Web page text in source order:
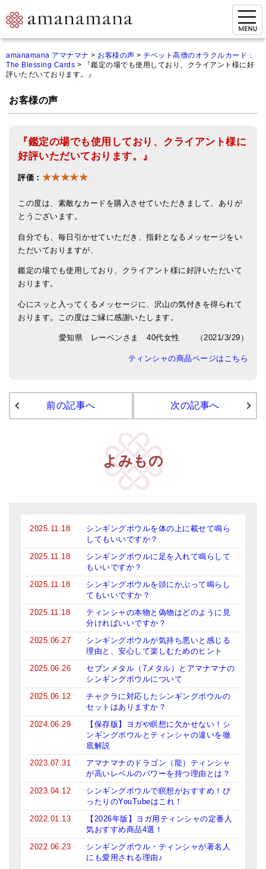
マイページ
ご来店予約（実店舗）
オンライン相談&購入
オンラインショップ
カートを見る
アマナマナのシンギングボウル
チベット・シンギングボウル
新・鍛造スペシャル
お得なアマナマナ・セット
スティック・マレット・リング（台座）
ベーシック・ティンシャ（4種）
ティンシャケース
チベット・真マントラ香
お香定期購入（ラクとくサブスク）
チベット高僧のオラクルカード
ベル＆ドルジェ
シンギングボウル入門本・CD
アウトレット
オリジナルグッズ
神々とつながるジュエリー
ヒーリング・マンダラポスター
ロゴステッカー・ポストカード各種
亡命チベット人尼僧のお守り・チャーム
チベット・マントラ・ヒーリングCD
amanamana アマナマナ > お客様の声 > チベット高僧のオラクルカード：
The Blessing Cards >
『鑑定の場でも使用しており、クライアント様に好
評いただいております。』
お客様の声
『鑑定の場でも使用しており、クライアント様に
好評いただいております。』
評価： ★★★★★
この度は、素敵なカードを購入させていただきまして、ありが
とうございます。
自分でも、毎日引かせていただき、指針となるメッセージをい
ただいておりますが、
鑑定の場でも使用しており、クライアント様に好評いただいて
おります。
心にスッと入ってくるメッセージに、沢山の気付きを得られて
おります。この度はご縁に感謝いたします。
愛知県 レーベンさま 40代女性 （2021/3/29）
ティンシャの商品ページはこちら
前の記事へ 次の記事へ
よみもの
2025.11.18
シンギングボウルを体の上に載せて鳴ら
してもいいですか？
2025.11.18
シンギングボウルに足を入れて鳴らして
もいいですか？
2025.11.18
シンギングボウルを頭にかぶって鳴らし
てもいいですか？
2025.11.18
ティンシャの本物と偽物はどのように見
分ければいいですか？
2025.06.27
シンギングボウルが気持ち悪いと感じる
理由と、安心して楽しむためのヒント
2025.06.26
セブンメタル（7メタル）とアマナマナの
シンギングボウルについて
2025.06.12
チャクラに対応したシンギングボウルの
セットはありますか？
2024.06.29
【保存版】ヨガや瞑想に欠かせない！シ
ンギングボウルとティンシャの違いを徹
底解説
2023.07.31
アマナマナのドラゴン（龍）ティンシャ
が高いレベルのパワーを持つ理由とは？
2023.04.12
シンギングボウルで瞑想がおすすめ！ぴ
ったりのYouTubeはこれ！
2022.01.13
【2026年版】ヨガ用ティンシャの定番人
気おすすめ商品4選！
2022.06.23
シンギングボウル・ティンシャが著名人
にも愛用される理由♪